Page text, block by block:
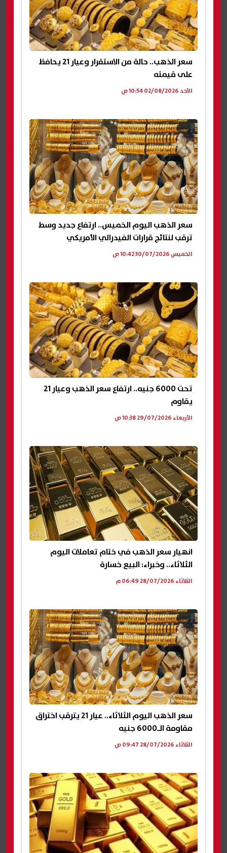
سعر الذهب.. حالة من الاستقرار وعيار 21 يحافظ
على قيمته
الأحد 02/08/2026 10:54 ص
سعر الذهب اليوم الخميس.. ارتفاع جديد وسط
ترقب لنتائج قرارات الفيدرالي الأمريكي
الخميس 30/07/2026 10:42 ص
تحت 6000 جنيه.. ارتفاع سعر الذهب وعيار 21
يقاوم
الأربعاء 29/07/2026 10:38 ص
انهيار سعر الذهب في ختام تعاملات اليوم
الثلاثاء.. وخبراء: البيع خسارة
الثلاثاء 28/07/2026 06:49 م
سعر الذهب اليوم الثلاثاء.. عيار 21 يترقب اختراق
مقاومة الـ6000 جنيه
الثلاثاء 28/07/2026 09:47 ص